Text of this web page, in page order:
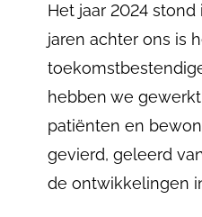
Het jaar 2024
jaren achter ons is
hebben we
patiënten en
gevierd, geleerd
de ontwikkelingen